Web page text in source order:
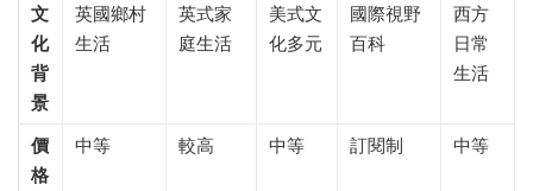
文
化
背
景
英國鄉村
生活
英式家
庭生活
美式文
化多元
國際視野
百科
西方
日常
生活
價
格
中等 較高 中等 訂閱制 中等